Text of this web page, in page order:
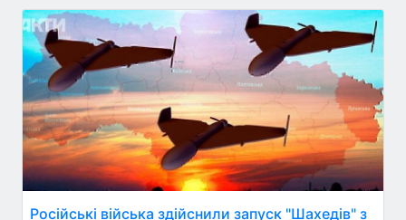
Російські війська здійснили запуск "Шахедів" з